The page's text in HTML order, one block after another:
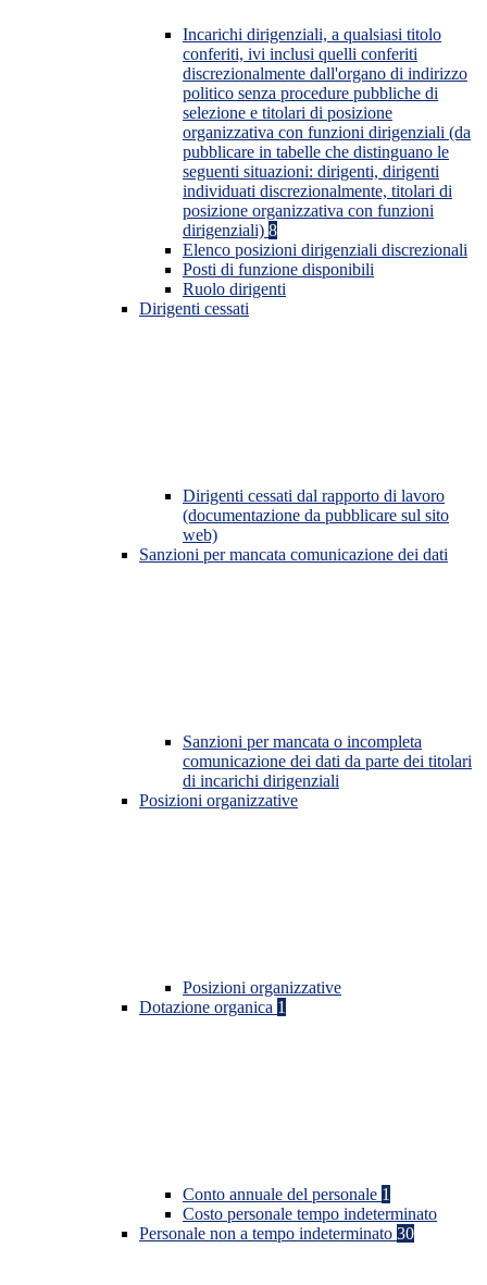
Incarichi dirigenziali, a qualsiasi titolo
conferiti, ivi inclusi quelli conferiti
discrezionalmente dall'organo di indirizzo
politico senza procedure pubbliche di
selezione e titolari di posizione
organizzativa con funzioni dirigenziali (da
pubblicare in tabelle che distinguano le
seguenti situazioni: dirigenti, dirigenti
individuati discrezionalmente, titolari di
posizione organizzativa con funzioni
dirigenziali) 8
Elenco posizioni dirigenziali discrezionali
Posti di funzione disponibili
Ruolo dirigenti
Dirigenti cessati
Dirigenti cessati dal rapporto di lavoro
(documentazione da pubblicare sul sito
web)
Sanzioni per mancata comunicazione dei dati
Sanzioni per mancata o incompleta
comunicazione dei dati da parte dei titolari
di incarichi dirigenziali
Posizioni organizzative
Posizioni organizzative
Dotazione organica 1
Conto annuale del personale 1
Costo personale tempo indeterminato
Personale non a tempo indeterminato 30